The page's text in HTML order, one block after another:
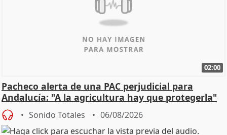
02:00
Pacheco alerta de una PAC perjudicial para
Andalucía: "A la agricultura hay que protegerla"
Sonido Totales 06/08/2026